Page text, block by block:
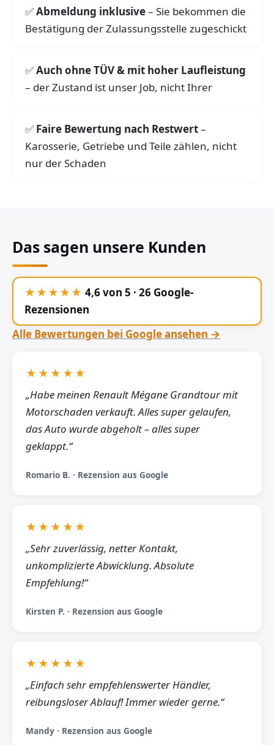
Abmeldung inklusive– Sie bekommen die
Bestätigung der Zulassungsstelle zugeschickt
Auch ohne TÜV & mit hoher Laufleistung
– der Zustand ist unser Job, nicht Ihrer
Faire Bewertung nach Restwert–
Karosserie, Getriebe und Teile zählen, nicht
nur der Schaden
Das sagen unsere Kunden
★★★★★ 4,6 von 5 · 26 Google-
Rezensionen
Alle Bewertungen bei Google ansehen →
★★★★★
„Habe meinen Renault Mégane Grandtour mit
Motorschaden verkauft. Alles super gelaufen,
das Auto wurde abgeholt – alles super
geklappt.“
Romario B. · Rezension aus Google
★★★★★
„Sehr zuverlässig, netter Kontakt,
unkomplizierte Abwicklung. Absolute
Empfehlung!“
Kirsten P. · Rezension aus Google
★★★★★
„Einfach sehr empfehlenswerter Händler,
reibungsloser Ablauf! Immer wieder gerne.“
Mandy · Rezension aus Google